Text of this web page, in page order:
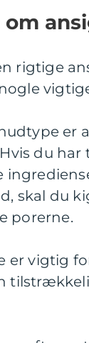
rigtige
er
du
skal du
porerne.
er vigtig